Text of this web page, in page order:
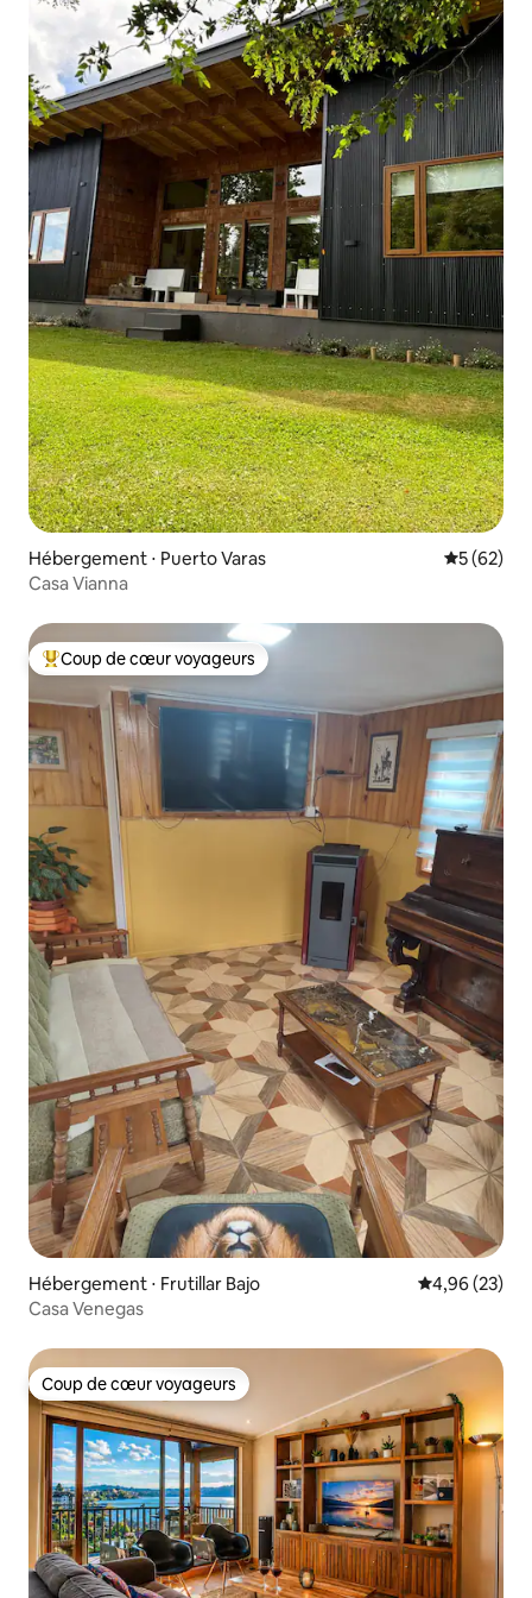
Hébergement ⋅ Puerto Varas
5 (62)
Casa Vianna
Coups de cœur voyageurs les plus appréciés
Coup de cœur voyageurs
Hébergement ⋅ Frutillar Bajo Évaluation
4,96 (23)
Casa Venegas
Coup de cœur voyageurs
Coup de cœur voyageurs